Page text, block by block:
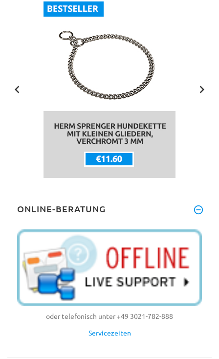
ONLINE-BERATUNG
oder telefonisch unter +49 3021-782-888
Servicezeiten